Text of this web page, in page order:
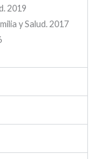
2019
y Salud. 2017